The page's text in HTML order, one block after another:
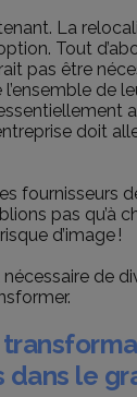
La
Tout
pas être
de
doit
fournisseurs
pas qu’à
d’image !
de
le